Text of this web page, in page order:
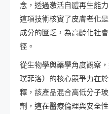
念，透過激活自體再生能
這項技術核實了皮膚老化
成分的匱乏，為高齡化社
徑。
從生物學與藥學角度觀察
璞菲洛）的核心競爭力在
釋，該產品混合高低分子
劑，這在醫療倫理與安全